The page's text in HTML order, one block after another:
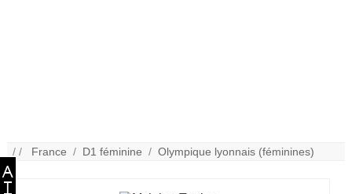
/ / France / D1 féminine /Olympique lyonnais (féminines)